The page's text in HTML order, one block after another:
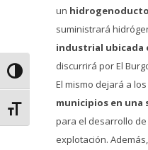
Alternar alto contraste
Alternar tamaño de letra
un
suministrará
industrial ubicada
discurrirá por El
El mismo dejará a los
municipios en
para el desarrollo
explotación.